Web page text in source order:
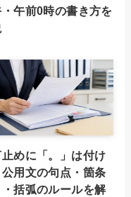
午前0時の書き方を
めに「。」は付け
公用文の句点・箇条
括弧のルールを解